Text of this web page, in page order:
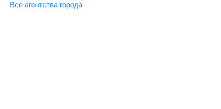
Все агентства города